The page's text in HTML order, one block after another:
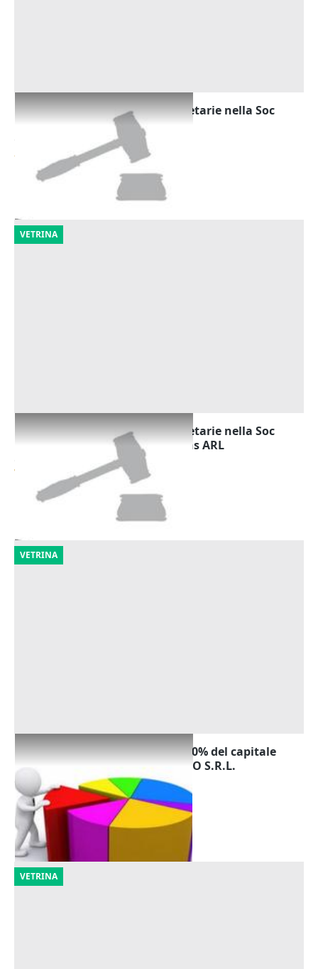
Cessione di partecipazioni societarie nella Soc
SMM Srl in Liquidazione
Ravenna (Ravenna)
85.031 €
VETRINA
Cessione di partecipazioni societarie nella Soc
Global Service Ravenna Soc cons ARL
Ravenna (Ravenna)
77.859 €
VETRINA
Quota di partecipazione del 50,0% del capitale
sociale della società VERDESAVIO S.R.L.
Forlì (Forlì Cesena)
Offerta minima
1.500 €
26/11/2026
VETRINA